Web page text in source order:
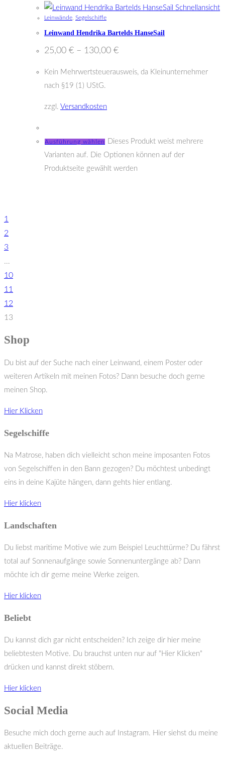
Schnellansicht
Leinwände Segelschiffe
Leinwand Hendrika Bartelds HanseSail
25,00 € – 130,00 €
Kein Mehrwertsteuerausweis, da Kleinunternehmer
nach §19 (1) UStG.
zzgl. Versandkosten
Ausführung wählen
Dieses Produkt weist mehrere
Varianten auf. Die Optionen können auf der
Produktseite gewählt werden
1
2
3
…
10
11
12
13
Shop
Du bist auf der Suche nach einer Leinwand, einem Poster oder
weiteren Artikeln mit meinen Fotos? Dann besuche doch gerne
meinen Shop.
Hier Klicken
Segelschiffe
Na Matrose, haben dich vielleicht schon meine imposanten Fotos
von Segelschiffen in den Bann gezogen? Du möchtest unbedingt
eins in deine Kajüte hängen, dann gehts hier entlang.
Hier klicken
Landschaften
Du liebst maritime Motive wie zum Beispiel Leuchttürme? Du fährst
total auf Sonnenaufgänge sowie Sonnenuntergänge ab? Dann
möchte ich dir gerne meine Werke zeigen.
Hier klicken
Beliebt
Du kannst dich gar nicht entscheiden? Ich zeige dir hier meine
beliebtesten Motive. Du brauchst unten nur auf "Hier Klicken"
drücken und kannst direkt stöbern.
Hier klicken
Social Media
Besuche mich doch gerne auch auf Instagram. Hier siehst du meine
aktuellen Beiträge.